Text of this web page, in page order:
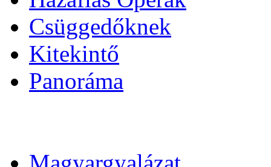
Csüggedőknek
Kitekintő
Panoráma